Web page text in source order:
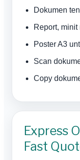
Dokumen
Report,
Poster A3
Scan
Copy
Express
Fast